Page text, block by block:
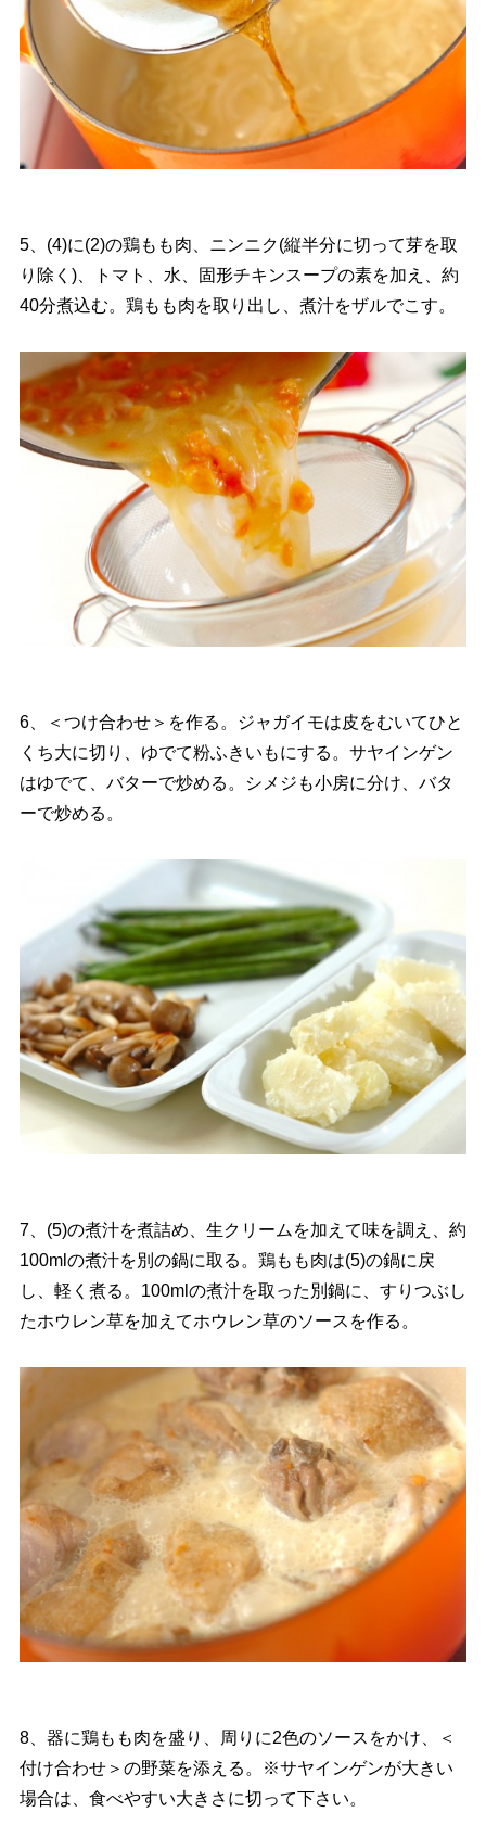
5、(4)に(2)の鶏もも肉、ニンニク(縦半分に切って芽を取
り除く)、トマト、水、固形チキンスープの素を加え、約
40分煮込む。鶏もも肉を取り出し、煮汁をザルでこす。
6、＜つけ合わせ＞を作る。ジャガイモは皮をむいてひと
くち大に切り、ゆでて粉ふきいもにする。サヤインゲン
はゆでて、バターで炒める。シメジも小房に分け、バタ
ーで炒める。
7、(5)の煮汁を煮詰め、生クリームを加えて味を調え、約
100mlの煮汁を別の鍋に取る。鶏もも肉は(5)の鍋に戻
し、軽く煮る。100mlの煮汁を取った別鍋に、すりつぶし
たホウレン草を加えてホウレン草のソースを作る。
8、器に鶏もも肉を盛り、周りに2色のソースをかけ、＜
付け合わせ＞の野菜を添える。※サヤインゲンが大きい
場合は、食べやすい大きさに切って下さい。